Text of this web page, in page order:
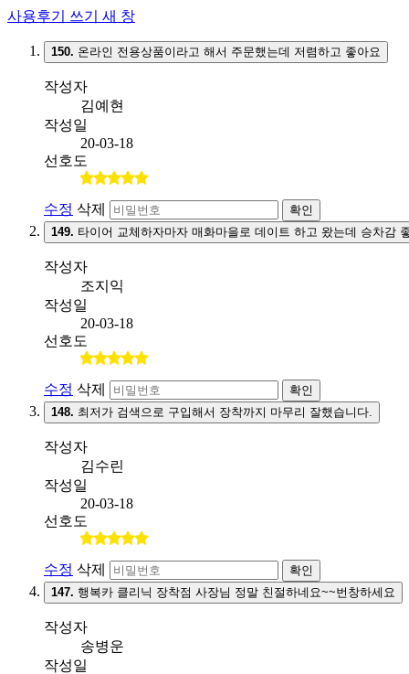
사용후기 쓰기 새 창
150. 온라인 전용상품이라고 해서 주문했는데 저렴하고 좋아요
작성자
김예현
작성일
20-03-18
선호도
수정 삭제
확인
149. 타이어 교체하자마자 매화마을로 데이트 하고 왔는데 승차감
작성자
조지익
작성일
20-03-18
선호도
수정 삭제
확인
148. 최저가 검색으로 구입해서 장착까지 마무리 잘했습니다.
작성자
김수린
작성일
20-03-18
선호도
수정 삭제
확인
147. 행복카 클리닉 장착점 사장님 정말 친절하네요~~번창하세요
작성자
송병운
작성일